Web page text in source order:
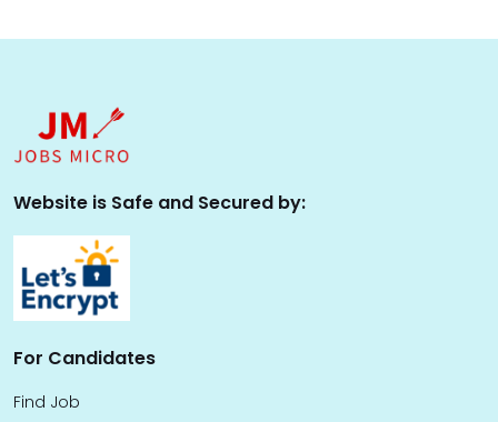
Website is Safe and Secured by:
For Candidates
Find Job